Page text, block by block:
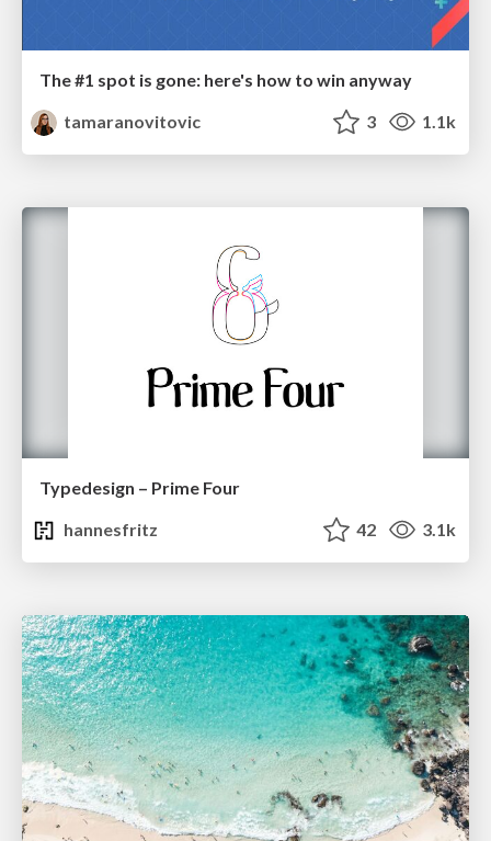
The #1 spot is gone: here's how to win anyway
tamaranovitovic
3 1.1k
Typedesign – Prime Four
hannesfritz
42 3.1k